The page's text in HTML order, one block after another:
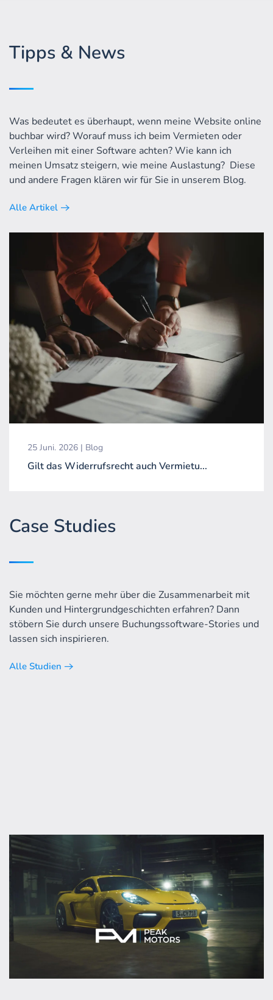
Tipps & News
Was bedeutet es überhaupt, wenn meine Website online
buchbar wird? Worauf muss ich beim Vermieten oder
Verleihen mit einer Software achten? Wie kann ich
meinen Umsatz steigern, wie meine Auslastung? Diese
und andere Fragen klären wir für Sie in unserem Blog.
Alle Artikel
25 Juni. 2026 | Blog
Gilt das Widerrufsrecht auch Vermietu...
Case Studies
Sie möchten gerne mehr über die Zusammenarbeit mit
Kunden und Hintergrundgeschichten erfahren? Dann
stöbern Sie durch unsere Buchungssoftware-Stories und
lassen sich inspirieren.
Alle Studien